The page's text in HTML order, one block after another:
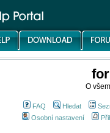
O
FAQ Hledat
Osobní nastavení